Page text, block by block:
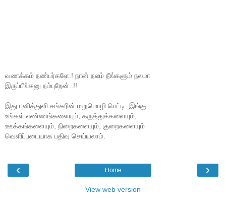
வணக்கம் நண்பர்களே.! நான் நலம் நீங்களும் நலமா
இருப்பீங்கனு நம்புறேன்..!!
இது பனித்துளி சங்கரின் மறுமொழி பெட்டி. இங்கு
உங்கள் எண்ணங்களையும், கருத்துக்களையும்,
ஊக்கங்களையும், நிறைகளையும், குறைகளையும்
வெளிப்படையாக பதிவு செய்யலாம்.
‹ ›
Home
View web version